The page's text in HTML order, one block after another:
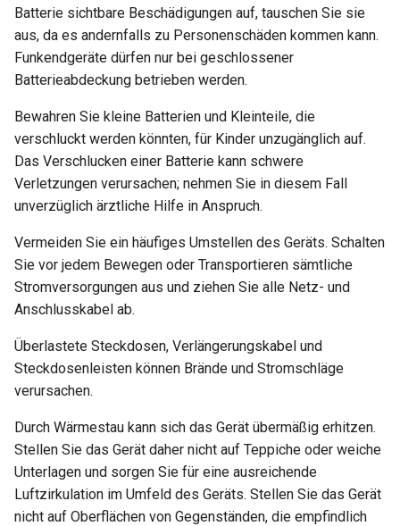
Wie behebt man einen
Subnetzkonflikt?
Warum erscheint eine
Warum ist meine VPN-
Geschwindigkeit
als erwartet?
Gerätekapazität meines
Routers?
Abdeckung meines
U-Boot-Version
DNS des VPN-Clients zum
Upstream-DNS des
leiten
OpenVPN-Server-
aktualisieren
AdGuard Home DNS am
vorbeileiten
Batterie sichtbare Beschädigungen auf, tauschen Sie sie
aus, da es andernfalls zu Personenschäden kommen kann.
Funkendgeräte dürfen nur bei geschlossener
Batterieabdeckung betrieben werden.
Bewahren Sie kleine Batterien und Kleinteile, die
verschluckt werden könnten, für Kinder unzugänglich auf.
Das Verschlucken einer Batterie kann schwere
Verletzungen verursachen; nehmen Sie in diesem Fall
unverzüglich ärztliche Hilfe in Anspruch.
Vermeiden Sie ein häufiges Umstellen des Geräts. Schalten
Sie vor jedem Bewegen oder Transportieren sämtliche
Stromversorgungen aus und ziehen Sie alle Netz- und
Anschlusskabel ab.
Überlastete Steckdosen, Verlängerungskabel und
Steckdosenleisten können Brände und Stromschläge
verursachen.
Durch Wärmestau kann sich das Gerät übermäßig erhitzen.
Stellen Sie das Gerät daher nicht auf Teppiche oder weiche
Unterlagen und sorgen Sie für eine ausreichende
Luftzirkulation im Umfeld des Geräts. Stellen Sie das Gerät
nicht auf Oberflächen von Gegenständen, die empfindlich